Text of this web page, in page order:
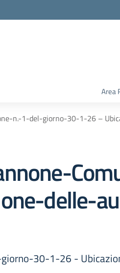
Area
n.-1-del-giorno-30-1-26 –
delle-
30-1-26 -